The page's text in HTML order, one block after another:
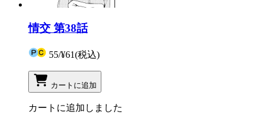
情交 第38話
55/¥61(税込)
カートに追加
カートに追加しました